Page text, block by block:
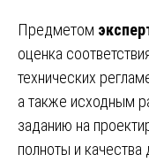
Предметом
оценка
технических
а также исходным
заданию на
полноты и